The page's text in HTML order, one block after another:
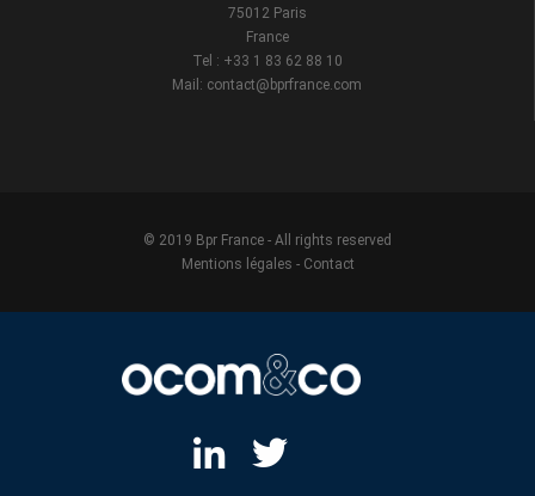
75012 Paris
France
Tel : +33 1 83 62 88 10
Mail: contact@bprfrance.com
© 2019 Bpr France - All rights reserved
Mentions légales - Contact